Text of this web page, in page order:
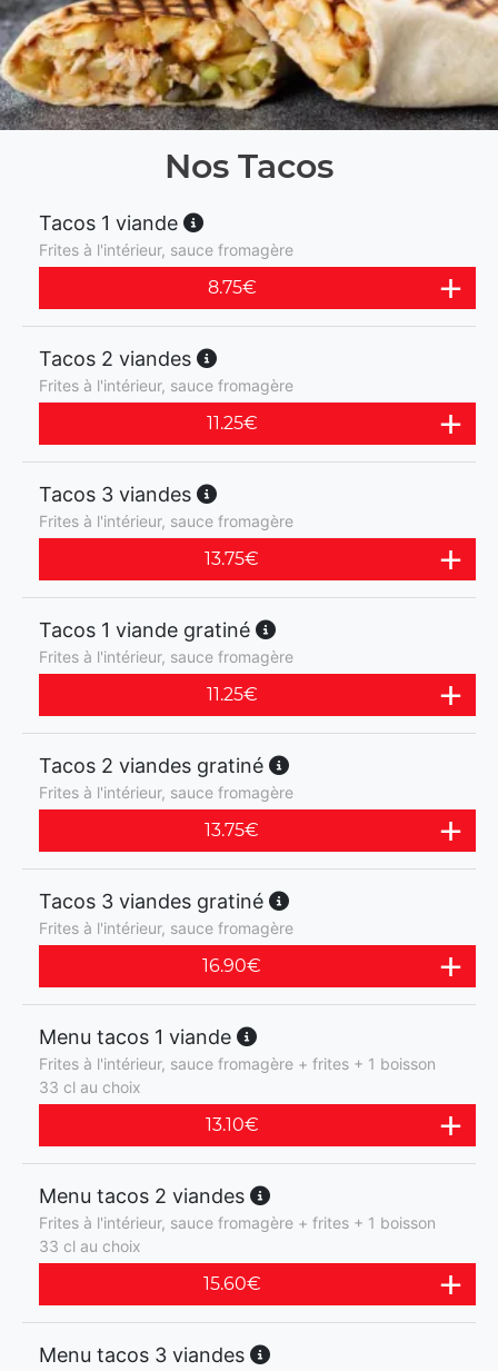
Nos Tacos
Tacos 1 viande
Frites à l'intérieur, sauce fromagère
8.75€
Tacos 2 viandes
Frites à l'intérieur, sauce fromagère
11.25€
Tacos 3 viandes
Frites à l'intérieur, sauce fromagère
13.75€
Tacos 1 viande gratiné
Frites à l'intérieur, sauce fromagère
11.25€
Tacos 2 viandes gratiné
Frites à l'intérieur, sauce fromagère
13.75€
Tacos 3 viandes gratiné
Frites à l'intérieur, sauce fromagère
16.90€
Menu tacos 1 viande
Frites à l'intérieur, sauce fromagère + frites + 1 boisson
33 cl au choix
13.10€
Menu tacos 2 viandes
Frites à l'intérieur, sauce fromagère + frites + 1 boisson
33 cl au choix
15.60€
Menu tacos 3 viandes